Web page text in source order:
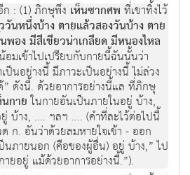
: (1) ภิกษุพึง เห็นซากศพ ที่เขาทิ้งไว้
วันหนึ่งบ้าง ตายแล้วสองวันบ้าง ตาย
อง มีสีเขียวน่าเกลียด มีหนองไหล
อมเข้าไปเปรียบกับกายนี้ฉันนั้นว่า
ป็นอย่างนี้ มีภาวะเป็นอย่างนี้ ไม่ล่วง
ดังนี้. ด้วยอาการอย่างนี้แล ที่ภิกษุ
กายในกายอันเป็นภายในอยู่ บ้าง,
บ้าง, .... ฯลฯ .... (คำที่ละไว้ต่อไปนี้
ก. อันว่าด้วยลมหายใจเข้า - ออก
นภายนอก (คือของผู้อื่น) อยู่ บ้าง,” ไป
ยอยู่ แม้ด้วยอาการอย่างนี้.”).